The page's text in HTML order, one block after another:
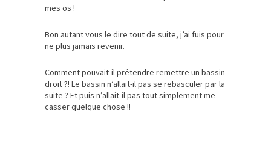
mes os !
Bon autant vous le dire tout de suite, j’ai fuis pour
ne plus jamais revenir.
Comment pouvait-il prétendre remettre un bassin
droit ?! Le bassin n’allait-il pas se rebasculer par la
suite ? Et puis n’allait-il pas tout simplement me
casser quelque chose !!